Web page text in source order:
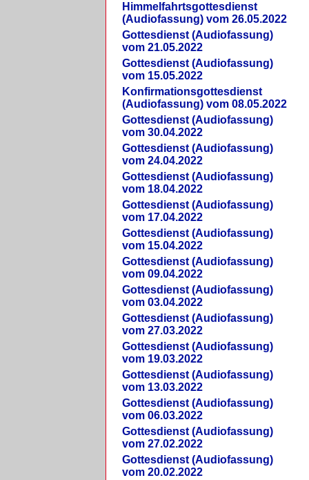
Himmelfahrtsgottesdienst
(Audiofassung) vom 26.05.2022
Gottesdienst (Audiofassung)
vom 21.05.2022
Gottesdienst (Audiofassung)
vom 15.05.2022
Konfirmationsgottesdienst
(Audiofassung) vom 08.05.2022
Gottesdienst (Audiofassung)
vom 30.04.2022
Gottesdienst (Audiofassung)
vom 24.04.2022
Gottesdienst (Audiofassung)
vom 18.04.2022
Gottesdienst (Audiofassung)
vom 17.04.2022
Gottesdienst (Audiofassung)
vom 15.04.2022
Gottesdienst (Audiofassung)
vom 09.04.2022
Gottesdienst (Audiofassung)
vom 03.04.2022
Gottesdienst (Audiofassung)
vom 27.03.2022
Gottesdienst (Audiofassung)
vom 19.03.2022
Gottesdienst (Audiofassung)
vom 13.03.2022
Gottesdienst (Audiofassung)
vom 06.03.2022
Gottesdienst (Audiofassung)
vom 27.02.2022
Gottesdienst (Audiofassung)
vom 20.02.2022